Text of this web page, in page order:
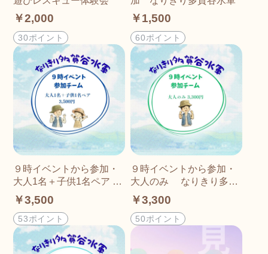
￥2,000
30ポイント
￥1,500
60ポイント
９時イベントから参加・
大人1名＋子供1名ペア な
りきり多賀谷水軍
￥3,500
53ポイント
９時イベントから参加・
大人のみ なりきり多賀
谷水軍
￥3,300
50ポイント